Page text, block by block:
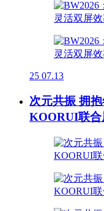
25 07.13
次元共振 拥
KOORUI联合